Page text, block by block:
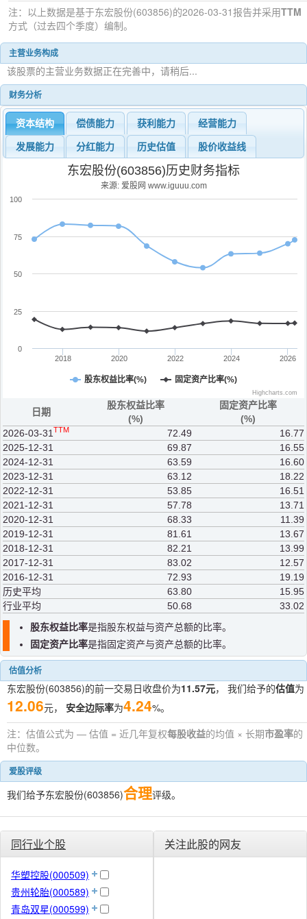
注：以上数据是基于东宏股份(603856)的2026-03-31报告并采用TTM
方式（过去四个季度）编制。
主营业务构成
该股票的主营业务数据正在完善中，请稍后...
财务分析
资本结构 偿债能力 获利能力 经营能力
发展能力 分红能力 历史估值 股价收益线
东宏股份(603856)历史财务指标
来源: 爱股网 www.iguuu.com
股东权益比率(%) 固定资产比率(%)
2018 2020 2022 2024 2026
0
25
50
75
100
Highcharts.com
日期
股东权益比率
(%)
固定资产比率
(%)
2026-03-31 TTM 72.49
16.77
2025-12-31
69.87
16.55
2024-12-31
63.59
16.60
2023-12-31
63.12
18.22
2022-12-31
53.85
16.51
2021-12-31
57.78
13.71
2020-12-31
68.33
11.39
2019-12-31
81.61
13.67
2018-12-31
82.21
13.99
2017-12-31
83.02
12.57
2016-12-31
72.93
19.19
历史平均
63.80
15.95
行业平均
50.68
33.02
股东权益比率是指股东权益与资产总额的比率。
固定资产比率是指固定资产与资产总额的比率。
估值分析
东宏股份(603856)的前一交易日收盘价为11.57元， 我们给予的估值为
12.06元， 安全边际率为4.24%。
注：估值公式为 — 估值 = 近几年复权每股收益的均值 × 长期市盈率的
中位数。
爱股评级
我们给予东宏股份(603856)合理评级。
同行业个股
华塑控股(000509)
贵州轮胎(000589)
青岛双星(000599)
关注此股的网友